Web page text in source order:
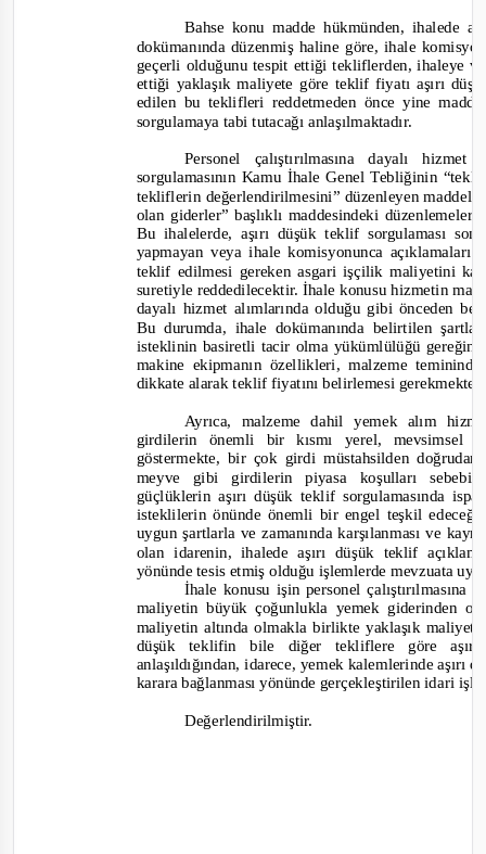
Bahse konu madde hükmünden, ihalede
dokümanında düzenmiş haline göre, ihale
geçerli olduğunu tespit ettiği tekliflerden, ihaleye
ettiği yaklaşık maliyete göre teklif fiyatı aşırı
edilen bu teklifleri reddetmeden önce yine
sorgulamaya tabi tutacağı anlaşılmaktadır.
Personel çalıştırılmasına dayalı
sorgulamasının Kamu İhale Genel Tebliğinin “
tekliflerin değerlendirilmesini” düzenleyen
olan giderler” başlıklı maddesindeki
Bu ihalelerde, aşırı düşük teklif sorgulaması
yapmayan veya ihale komisyonunca
teklif edilmesi gereken asgari işçilik maliyetini
suretiyle reddedilecektir. İhale konusu hizmetin
dayalı hizmet alımlarında olduğu gibi önceden
Bu durumda, ihale dokümanında belirtilen
isteklinin basiretli tacir olma yükümlülüğü
makine ekipmanın özellikleri, malzeme
dikkate alarak teklif fiyatını belirlemesi
Ayrıca, malzeme dahil yemek alım
girdilerin önemli bir kısmı yerel,
göstermekte, bir çok girdi müstahsilden
meyve gibi girdilerin piyasa koşulları
güçlüklerin aşırı düşük teklif sorgulamasında
isteklilerin önünde önemli bir engel teşkil
uygun şartlarla ve zamanında karşılanması ve
olan idarenin, ihalede aşırı düşük teklif
yönünde tesis etmiş olduğu işlemlerde mevzuata
İhale konusu işin personel çalıştırılmasına
maliyetin büyük çoğunlukla yemek giderinden
maliyetin altında olmakla birlikte yaklaşık
düşük teklifin bile diğer tekliflere göre
anlaşıldığından, idarece, yemek kalemlerinde
karara bağlanması yönünde gerçekleştirilen idari
Değerlendirilmiştir.